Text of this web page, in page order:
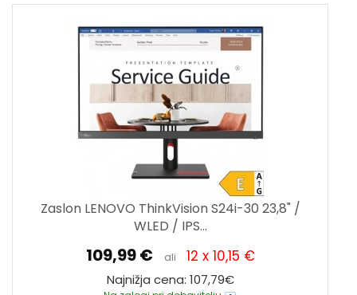
Zaslon LENOVO ThinkVision S24i-30 23,8" /
WLED / IPS...
109,99 € ali 12 x 10,15 €
Najnižja cena: 107,79€